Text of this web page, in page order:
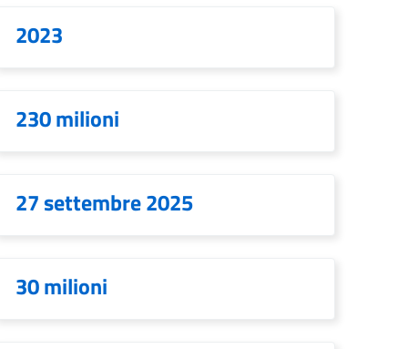
2023
230 milioni
27 settembre 2025
30 milioni